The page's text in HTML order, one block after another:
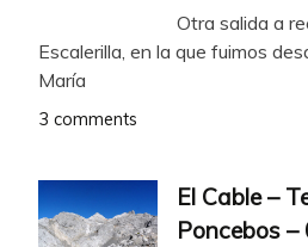
Otra salida a
Escalerilla, en la que fuimos
María
3 comments
El Cable –
Poncebos